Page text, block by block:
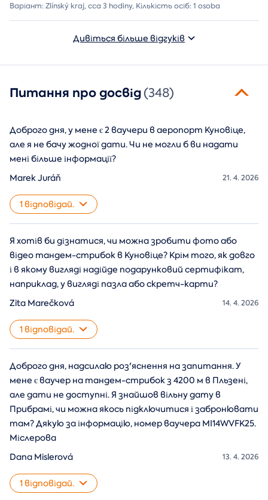
Варіант: Zlínský kraj, cca 3 hodiny, Кількість осіб: 1 osoba
Дивіться більше відгуків
Питання про досвід(348)
Доброго дня, у мене є 2 ваучери в аеропорт Куновіце,
але я не бачу жодної дати. Чи не могли б ви надати
мені більше інформації?
21. 4. 2026
Marek Juráň
1 відповідай.
Я хотів би дізнатися, чи можна зробити фото або
відео тандем-стрибок в Куновіце? Крім того, як довго
і в якому вигляді надійде подарунковий сертифікат,
наприклад, у вигляді пазла або скретч-карти?
14. 4. 2026
Zita Marečková
1 відповідай.
Доброго дня, надсилаю роз'яснення на запитання. У
мене є ваучер на тандем-стрибок з 4200 м в Пльзені,
але дати не доступні. Я знайшов вільну дату в
Прибрамі, чи можна якось підключитися і забронювати
там? Дякую за інформацію, номер ваучера MI14WVFK25.
Міслерова
13. 4. 2026
Dana Mislerová
1 відповідай.